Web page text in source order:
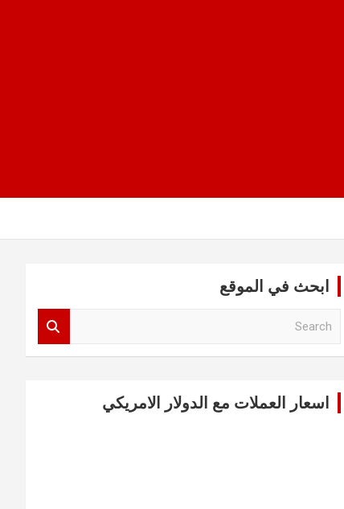
ابحث في الموقع
اسعار العملات مع الدولار الامريكي